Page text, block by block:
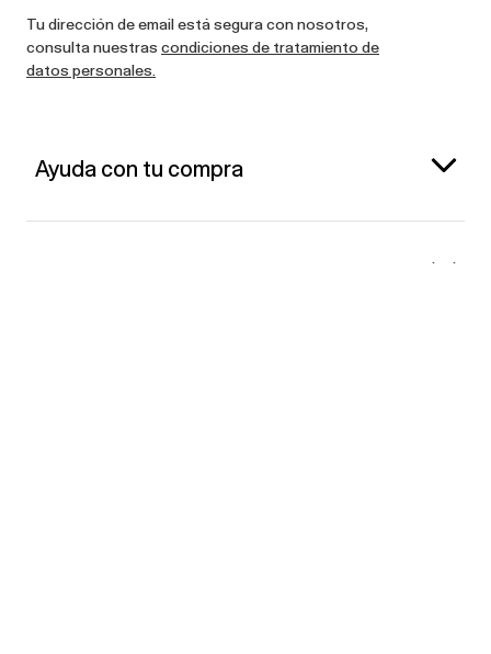
Tu dirección de email está segura con nosotros,
consulta nuestras condiciones de tratamiento de
datos personales.
Ayuda con tu compra